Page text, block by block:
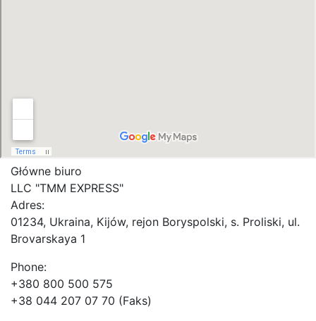
Główne biuro
LLC "ТММ EXPRESS"
Adres:
01234, Ukraina, Kijów, rejon Boryspolski, s. Proliski, ul.
Brovarskaya 1
Phone:
+380 800 500 575
+38 044 207 07 70 (Faks)